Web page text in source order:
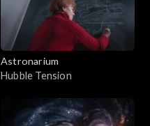
Astronarium
Hubble Tension